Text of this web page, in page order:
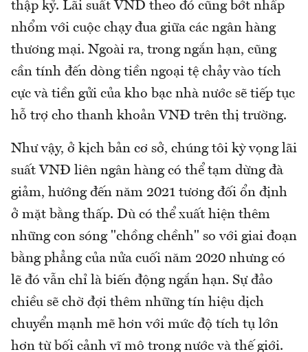
thập kỷ. Lãi suất VND theo đó cũng bớt nhấp
nhổm với cuộc chạy đua giữa các ngân hàng
thương mại. Ngoài ra, trong ngắn hạn, cũng
cần tính đến dòng tiền ngoại tệ chảy vào tích
cực và tiền gửi của kho bạc nhà nước sẽ tiếp tục
hỗ trợ cho thanh khoản VNĐ trên thị trường.
Như vậy, ở kịch bản cơ sở, chúng tôi kỳ vọng lãi
suất VNĐ liên ngân hàng có thể tạm dừng đà
giảm, hướng đến năm 2021 tương đối ổn định
ở mặt bằng thấp. Dù có thể xuất hiện thêm
những con sóng "chồng chềnh" so với giai đoạn
bằng phẳng của nửa cuối năm 2020 nhưng có
lẽ đó vẫn chỉ là biến động ngắn hạn. Sự đảo
chiều sẽ chờ đợi thêm những tín hiệu dịch
chuyển mạnh mẽ hơn với mức độ tích tụ lớn
hơn từ bối cảnh vĩ mô trong nước và thế giới.